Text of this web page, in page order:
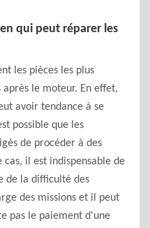
qui peut réparer les
les pièces les plus
le moteur. En effet,
avoir tendance à se
possible que les
de procéder à des
il est indispensable de
de la difficulté des
des missions et il peut
pas le paiement d'une